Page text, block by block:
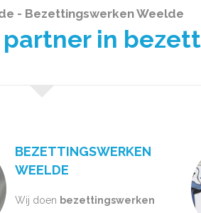
- Bezettingswerken Weelde
partner in
BEZETTINGSWERKEN
WEELDE
Wij doen bezettingswerken